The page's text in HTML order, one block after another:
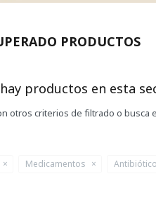
PRODUCTOS
productos en esta
otros criterios de filtrado o busca
Medicamentos